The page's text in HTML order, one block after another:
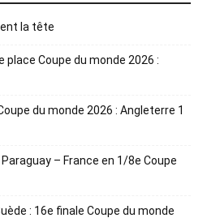
la tête
place Coupe du monde 2026 :
du monde 2026 : Angleterre 1
– France en 1/8e Coupe
: 16e finale Coupe du monde